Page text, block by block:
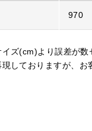
970
ズ(cm)より誤差が数
しておりますが、お